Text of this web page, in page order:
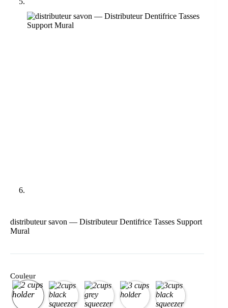
distributeur savon — Distributeur Dentifrice Tasses Support
Mural
Couleur